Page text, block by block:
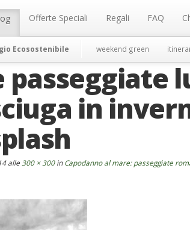
Offerte Speciali Regali FAQ
Ecosostenibile weekend green
passeggiate
in
alle 300 × 300inCapodanno al mare: passeggiate